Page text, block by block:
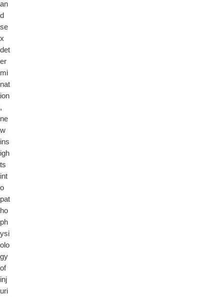
an
d
se
x
det
er
mi
nat
ion
,
ne
w
ins
igh
ts
int
o
pat
ho
ph
ysi
olo
gy
of
inj
uri